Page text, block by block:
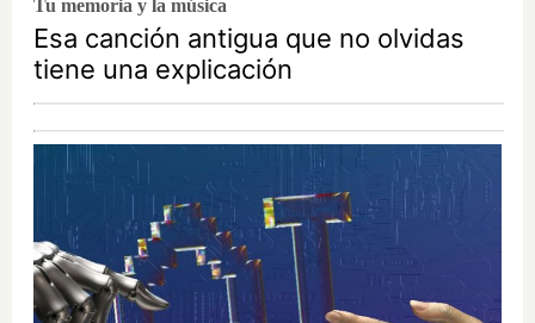
Tu memoria y la música
Esa canción antigua que no olvidas
tiene una explicación